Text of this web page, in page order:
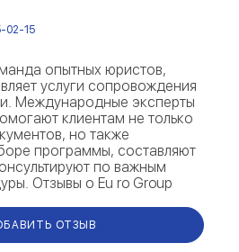
02-15
опытных юристов,
услуги сопровождения
Международные эксперты
клиентам не только
но также
программы, составляют
по важным
Отзывы о Eu ro Group
ОТЗЫВ